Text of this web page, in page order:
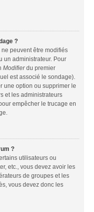
?
peuvent être modifiés
un administrateur. Pour
Modifierdu premier
est associé le sondage).
une option ou supprimer le
et les administrateurs
empêcher le trucage en
?
utilisateurs ou
etc., vous devez avoir les
de groupes et les
vous devez donc les